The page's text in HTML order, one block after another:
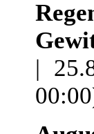
|